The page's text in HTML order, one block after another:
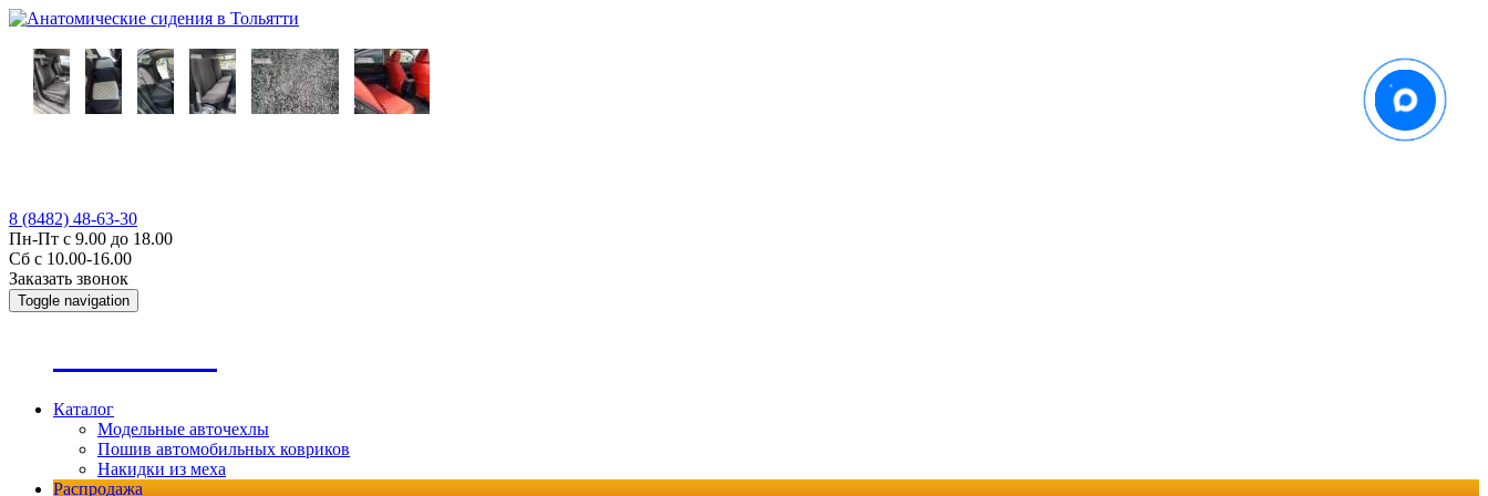
8 (8482) 48-63-30
Пн-Пт с 9.00 до 18.00
Сб с 10.00-16.00
Заказать звонок
Toggle navigation
Каталог
Модельные авточехлы
Пошив автомобильных ковриков
Накидки из меха
Распродажа